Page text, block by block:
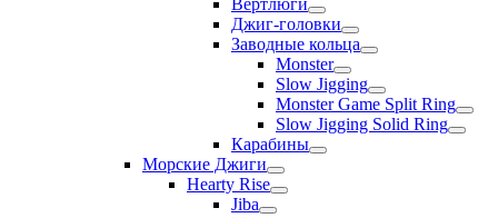
Вертлюги
Джиг-головки
Заводные кольца
Monster
Slow Jigging
Monster Game Split Ring
Slow Jigging Solid Ring
Карабины
Морские Джиги
Hearty Rise
Jiba